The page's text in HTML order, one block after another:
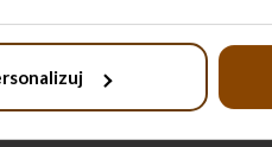
sobie na
uczenie się życia bez
czasem będzie słabł.
spokój.